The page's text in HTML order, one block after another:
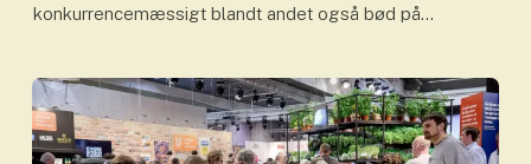
konkurrencemæssigt blandt andet også bød på
bø